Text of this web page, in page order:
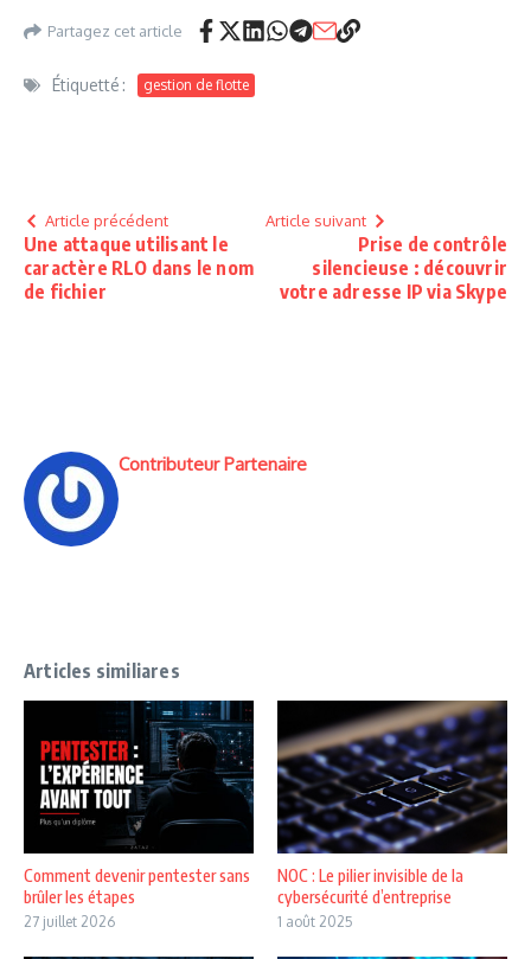
Partagez cet article
Étiquetté : gestion de flotte
Article précédent
Une attaque utilisant le
caractère RLO dans le nom
de fichier
Article suivant
Prise de contrôle
silencieuse : découvrir
votre adresse IP via Skype
Contributeur Partenaire
Articles similiares
Comment devenir pentester sans
brûler les étapes
27 juillet 2026
NOC : Le pilier invisible de la
cybersécurité d’entreprise
1 août 2025